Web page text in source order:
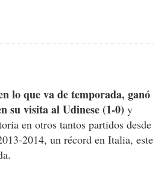
lo que va de temporada, ganó
su visita al Udinese (1-0) y
en otros tantos partidos desde
2014, un récord en Italia, este